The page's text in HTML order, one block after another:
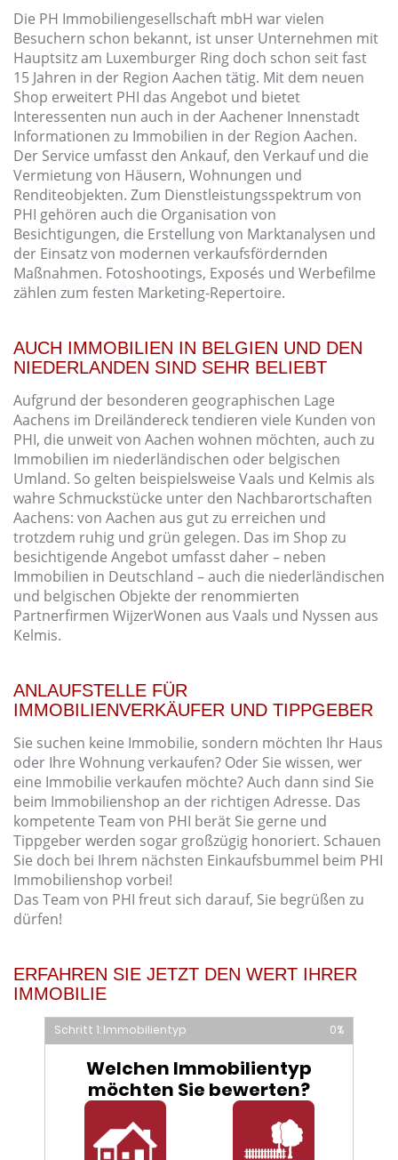
Die PH Immobiliengesellschaft mbH war vielen
Besuchern schon bekannt, ist unser Unternehmen mit
Hauptsitz am Luxemburger Ring doch schon seit fast
15 Jahren in der Region Aachen tätig. Mit dem neuen
Shop erweitert PHI das Angebot und bietet
Interessenten nun auch in der Aachener Innenstadt
Informationen zu Immobilien in der Region Aachen.
Der Service umfasst den Ankauf, den Verkauf und die
Vermietung von Häusern, Wohnungen und
Renditeobjekten. Zum Dienstleistungsspektrum von
PHI gehören auch die Organisation von
Besichtigungen, die Erstellung von Marktanalysen und
der Einsatz von modernen verkaufsfördernden
Maßnahmen. Fotoshootings, Exposés und Werbefilme
zählen zum festen Marketing-Repertoire.
AUCH IMMOBILIEN IN BELGIEN UND DEN
NIEDERLANDEN SIND SEHR BELIEBT
Aufgrund der besonderen geographischen Lage
Aachens im Dreiländereck tendieren viele Kunden von
PHI, die unweit von Aachen wohnen möchten, auch zu
Immobilien im niederländischen oder belgischen
Umland. So gelten beispielsweise Vaals und Kelmis als
wahre Schmuckstücke unter den Nachbarortschaften
Aachens: von Aachen aus gut zu erreichen und
trotzdem ruhig und grün gelegen. Das im Shop zu
besichtigende Angebot umfasst daher – neben
Immobilien in Deutschland – auch die niederländischen
und belgischen Objekte der renommierten
Partnerfirmen WijzerWonen aus Vaals und Nyssen aus
Kelmis.
ANLAUFSTELLE FÜR
IMMOBILIENVERKÄUFER UND TIPPGEBER
Sie suchen keine Immobilie, sondern möchten Ihr Haus
oder Ihre Wohnung verkaufen? Oder Sie wissen, wer
eine Immobilie verkaufen möchte? Auch dann sind Sie
beim Immobilienshop an der richtigen Adresse. Das
kompetente Team von PHI berät Sie gerne und
Tippgeber werden sogar großzügig honoriert. Schauen
Sie doch bei Ihrem nächsten Einkaufsbummel beim PHI
Immobilienshop vorbei!
Das Team von PHI freut sich darauf, Sie begrüßen zu
dürfen!
ERFAHREN SIE JETZT DEN WERT IHRER
IMMOBILIE